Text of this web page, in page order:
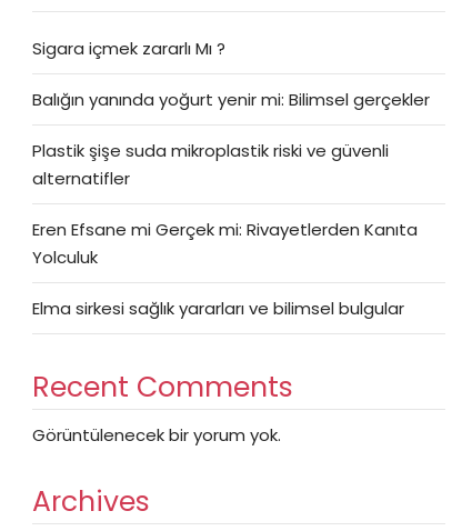
Sigara içmek zararlı Mı ?
Balığın yanında yoğurt yenir mi: Bilimsel gerçekler
Plastik şişe suda mikroplastik riski ve güvenli
alternatifler
Eren Efsane mi Gerçek mi: Rivayetlerden Kanıta
Yolculuk
Elma sirkesi sağlık yararları ve bilimsel bulgular
Recent Comments
Görüntülenecek bir yorum yok.
Archives